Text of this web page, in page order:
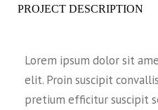
PROJECT DESCRIPTION
Lorem ipsum dolor sit
elit. Proin suscipit
pretium efficitur suscipit